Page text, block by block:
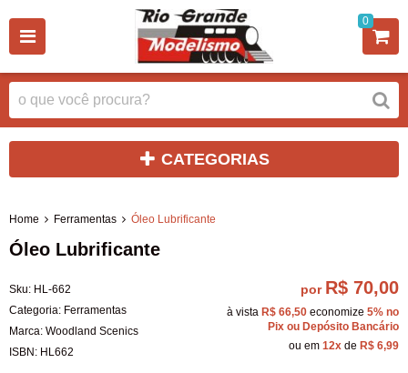
0
CATEGORIAS
Home Ferramentas Óleo Lubrificante
Óleo Lubrificante
Sku: HL-662
Categoria: Ferramentas
Marca: Woodland Scenics
ISBN: HL662
por R$ 70,00
à vista R$ 66,50 economize 5% no
Pix ou Depósito Bancário
ou em 12x de R$ 6,99